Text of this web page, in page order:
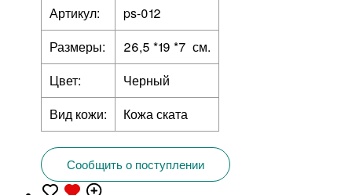
Артикул:
ps-012
Размеры:
26,5 *19 *7 см.
Цвет:
Черный
Вид кожи:
Кожа ската
Сообщить о поступлении